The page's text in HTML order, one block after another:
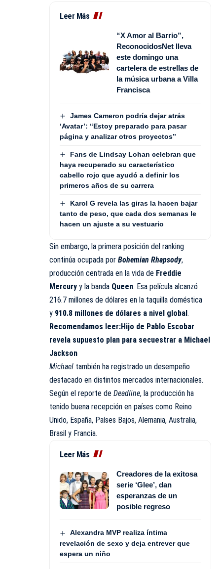
Leer Más
“X Amor al Barrio”,
ReconocidosNet lleva
este domingo una
cartelera de estrellas de
la música urbana a Villa
Francisca
James Cameron podría dejar atrás
‘Avatar’: “Estoy preparado para pasar
página y analizar otros proyectos”
Fans de Lindsay Lohan celebran que
haya recuperado su característico
cabello rojo que ayudó a definir los
primeros años de su carrera
Karol G revela las giras la hacen bajar
tanto de peso, que cada dos semanas le
hacen un ajuste a su vestuario
Sin embargo, la primera posición del ranking
continúa ocupada por Bohemian Rhapsody,
producción centrada en la vida de Freddie
Mercury y la banda Queen. Esa película alcanzó
216.7 millones de dólares en la taquilla doméstica
y 910.8 millones de dólares a nivel global .
Recomendamos leer:Hijo de Pablo Escobar
revela supuesto plan para secuestrar a Michael
Jackson
Michael también ha registrado un desempeño
destacado en distintos mercados internacionales.
Según el reporte de Deadline, la producción ha
tenido buena recepción en países como Reino
Unido, España, Países Bajos, Alemania, Australia,
Brasil y Francia.
Leer Más
Creadores de la exitosa
serie ‘Glee’, dan
esperanzas de un
posible regreso
Alexandra MVP realiza íntima
revelación de sexo y deja entrever que
espera un niño